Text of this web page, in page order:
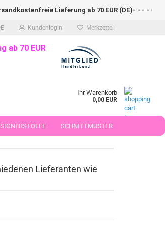
Kundenlogin Merkzettel
Lieferung ab 70 EUR (DE)- - - - - - - -
ab 70 EUR
Ihr Warenkorb
0,00 EUR
SCHNITTMUSTER
Lieferanten wie